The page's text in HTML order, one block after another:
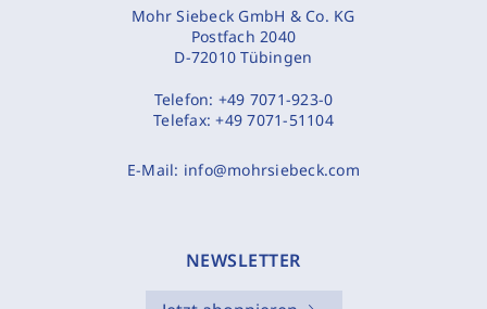
Mohr Siebeck GmbH & Co. KG
Postfach 2040
D-72010 Tübingen
Telefon: +49 7071-923-0
Telefax:+49 7071-51104
E-Mail: info@mohrsiebeck.com
NEWSLETTER